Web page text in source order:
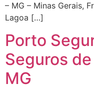
– MG – Minas Gerais,
Lagoa […]
Porto
Seguros
MG